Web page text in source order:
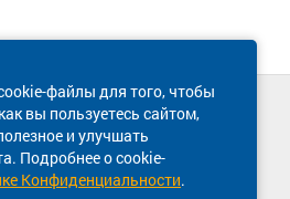
файлы для того, чтобы
вы пользуетесь сайтом,
и улучшать
Подробнее о cookie-
Конфиденциальности.
поддержка сайта
600-03-38